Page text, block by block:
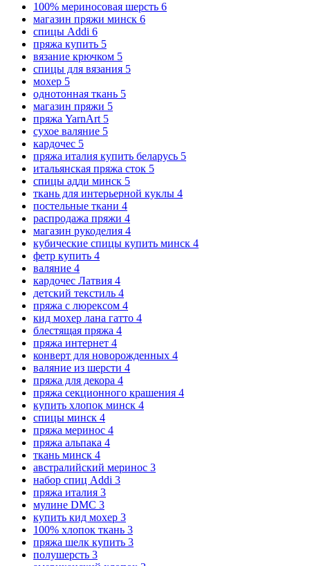
100% мериносовая шерсть 6
магазин пряжи минск 6
спицы Addi 6
пряжа купить 5
вязание крючком 5
спицы для вязания 5
мохер 5
однотонная ткань 5
магазин пряжи 5
пряжа YarnArt 5
сухое валяние 5
кардочес 5
пряжа италия купить беларусь 5
итальянская пряжа сток 5
спицы адди минск 5
ткань для интерьерной куклы 4
постельные ткани 4
распродажа пряжи 4
магазин рукоделия 4
кубические спицы купить минск 4
фетр купить 4
валяние 4
кардочес Латвия 4
детский текстиль 4
пряжа с люрексом 4
кид мохер лана гатто 4
блестящая пряжа 4
пряжа интернет 4
конверт для новорожденных 4
валяние из шерсти 4
пряжа для декора 4
пряжа секционного крашения 4
купить хлопок минск 4
спицы минск 4
пряжа меринос 4
пряжа альпака 4
ткань минск 4
австралийский меринос 3
набор спиц Addi 3
пряжа италия 3
мулине DMC 3
купить кид мохер 3
100% хлопок ткань 3
пряжа шелк купить 3
полушерсть 3